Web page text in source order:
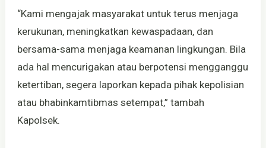
“Kami mengajak masyarakat untuk terus menjaga
kerukunan, meningkatkan kewaspadaan, dan
bersama-sama menjaga keamanan lingkungan. Bila
ada hal mencurigakan atau berpotensi mengganggu
ketertiban, segera laporkan kepada pihak kepolisian
atau bhabinkamtibmas setempat,” tambah
Kapolsek.